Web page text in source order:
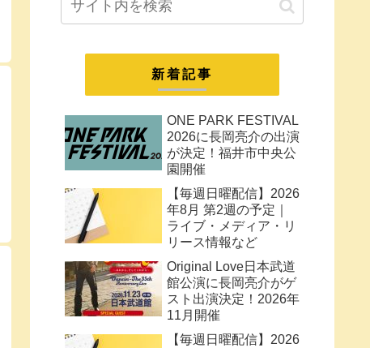
新着記事
ONE PARK FESTIVAL
2026に長岡亮介の出演
が決定！福井市中央公
園開催
【毎週日曜配信】2026
年8月 第2週の予定｜
ライブ・メディア・リ
リース情報など
Original Love日本武道
館公演に長岡亮介がゲ
スト出演決定！2026年
11月開催
【毎週日曜配信】2026